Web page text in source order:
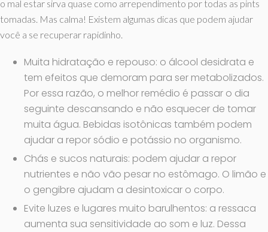
o mal estar sirva quase como arrependimento por todas as pints
tomadas. Mas calma! Existem algumas dicas que podem ajudar
você a se recuperar rapidinho.
Muita hidratação e repouso: o álcool desidrata e
tem efeitos que demoram para ser metabolizados.
Por essa razão, o melhor remédio é passar o dia
seguinte descansando e não esquecer de tomar
muita água. Bebidas isotônicas também podem
ajudar a repor sódio e potássio no organismo.
Chás e sucos naturais: podem ajudar a repor
nutrientes e não vão pesar no estômago. O limão e
o gengibre ajudam a desintoxicar o corpo.
Evite luzes e lugares muito barulhentos: a ressaca
aumenta sua sensitividade ao som e luz. Dessa